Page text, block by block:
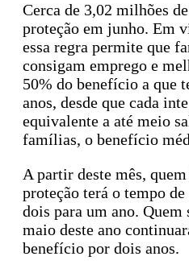
Cerca de 3,02 milhões
proteção em junho. Em
essa regra permite que
consigam emprego e
50% do benefício a que
anos, desde que cada
equivalente a até meio
famílias, o benefício
A partir deste mês,
proteção terá o tempo
dois para um ano. Quem
maio deste ano
benefício por dois anos.